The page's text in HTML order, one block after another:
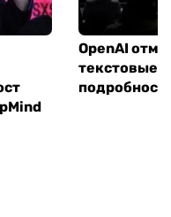
OpenAI
текстовые